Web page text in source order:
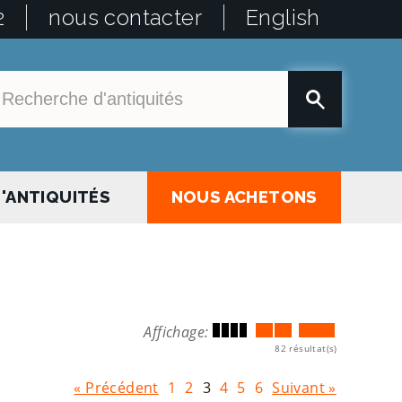
nous contacter English
NOUS ACHETONS
Affichage:
82 résultat(s)
« Précédent 1 2 3 4 5 6 Suivant »